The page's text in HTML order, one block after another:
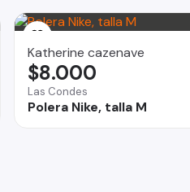
Katherine cazenave
Las Condes
Polera Nike, talla M
$8.000